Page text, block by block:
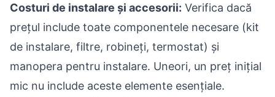
Costuri de instalare și accesorii: Verifica dacă
prețul include toate componentele necesare (kit
de instalare, filtre, robineți, termostat) și
manopera pentru instalare. Uneori, un preț inițial
mic nu include aceste elemente esențiale.